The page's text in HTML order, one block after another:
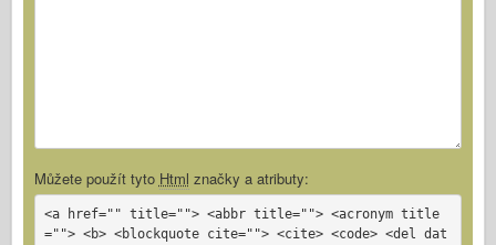
Můžete použít tyto Html značky a atributy:
<a href="" title=""> <abbr title=""> <acronym title
=""> <b> <blockquote cite=""> <cite> <code> <del dat